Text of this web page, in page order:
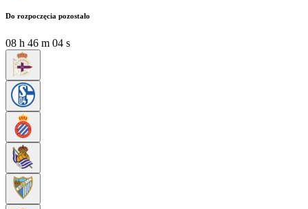
Do rozpoczęcia pozostało
08 h 46 m 04 s